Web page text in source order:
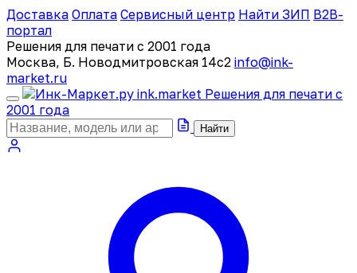
Доставка Оплата Сервисный центр Найти ЗИП B2B-
портал
Решения для печати с 2001 года
Москва, Б. Новодмитровская 14с2 info@ink-
market.ru
ink.market Решения для печати с
2001 года
Найти